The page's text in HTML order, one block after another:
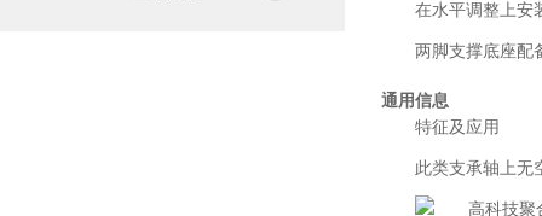
在水平调整上安
两脚支撑底座配
通用信息
特征及应用
此类支承轴上无